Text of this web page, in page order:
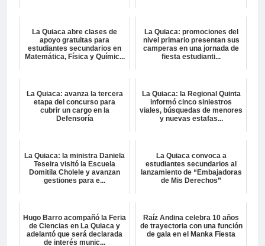
La Quiaca abre clases de
apoyo gratuitas para
estudiantes secundarios en
Matemática, Física y Químic...
La Quiaca: promociones del
nivel primario presentan sus
camperas en una jornada de
fiesta estudianti...
La Quiaca: avanza la tercera
etapa del concurso para
cubrir un cargo en la
Defensoría
La Quiaca: la Regional Quinta
informó cinco siniestros
viales, búsquedas de menores
y nuevas estafas...
La Quiaca: la ministra Daniela
Teseira visitó la Escuela
Domitila Cholele y avanzan
gestiones para e...
La Quiaca convoca a
estudiantes secundarios al
lanzamiento de “Embajadoras
de Mis Derechos”
Hugo Barro acompañó la Feria
de Ciencias en La Quiaca y
adelantó que será declarada
de interés munic...
Raíz Andina celebra 10 años
de trayectoria con una función
de gala en el Manka Fiesta